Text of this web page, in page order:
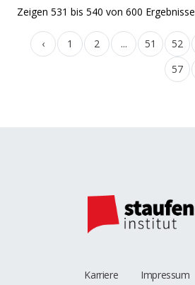
Zeigen 531 bis 540 von 600 Ergebnisse
‹ 1 2 ... 51 52
57
Karriere Impressum